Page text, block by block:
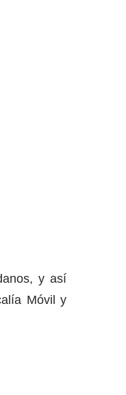
y así
Móvil y